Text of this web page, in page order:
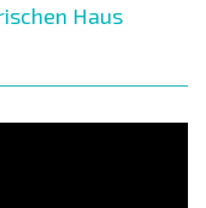
Haus